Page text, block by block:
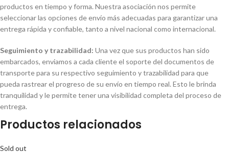
productos en tiempo y forma. Nuestra asociación nos permite
seleccionar las opciones de envío más adecuadas para garantizar una
entrega rápida y confiable, tanto a nivel nacional como internacional.
Seguimiento y trazabilidad: Una vez que sus productos han sido
embarcados, enviamos a cada cliente el soporte del documentos de
transporte para su respectivo seguimiento y trazabilidad para que
pueda rastrear el progreso de su envío en tiempo real. Esto le brinda
tranquilidad y le permite tener una visibilidad completa del proceso de
entrega.
Productos relacionados
Sold out